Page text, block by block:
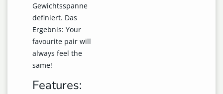
Gewichtsspanne
definiert. Das
Ergebnis: Your
favourite pair will
always feel the
same!
Features: